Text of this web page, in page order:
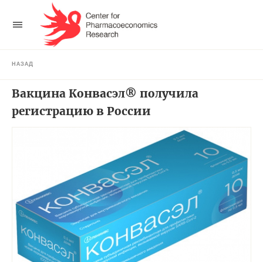
НАЗАД
Вакцина Конвасэл® получила
регистрацию в России